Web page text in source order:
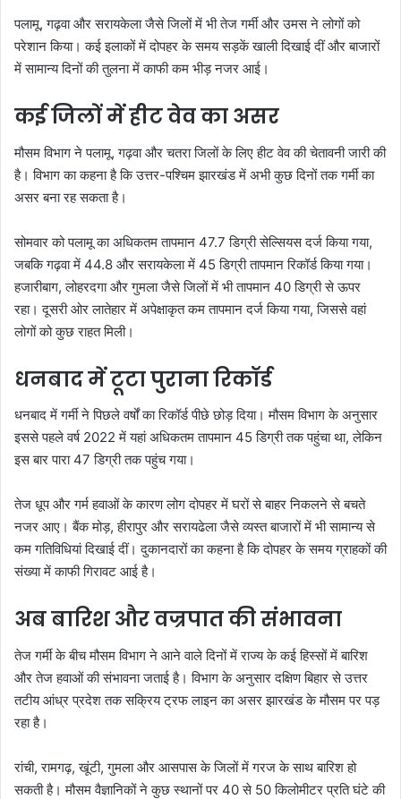
पलामू, गढ़वा और सरायकेला जैसे जिलों में भी तेज गर्मी और उमस ने लोगों को
परेशान किया। कई इलाकों में दोपहर के समय सड़कें खाली दिखाई दीं और बाजारों
में सामान्य दिनों की तुलना में काफी कम भीड़ नजर आई।
कई जिलों में हीट वेव का असर
मौसम विभाग ने पलामू, गढ़वा और चतरा जिलों के लिए हीट वेव की चेतावनी जारी की
है। विभाग का कहना है कि उत्तर-पश्चिम झारखंड में अभी कुछ दिनों तक गर्मी का
असर बना रह सकता है।
सोमवार को पलामू का अधिकतम तापमान 47.7 डिग्री सेल्सियस दर्ज किया गया,
जबकि गढ़वा में 44.8 और सरायकेला में 45 डिग्री तापमान रिकॉर्ड किया गया।
हजारीबाग, लोहरदगा और गुमला जैसे जिलों में भी तापमान 40 डिग्री से ऊपर
रहा। दूसरी ओर लातेहार में अपेक्षाकृत कम तापमान दर्ज किया गया, जिससे वहां
लोगों को कुछ राहत मिली।
धनबाद में टूटा पुराना रिकॉर्ड
धनबाद में गर्मी ने पिछले वर्षों का रिकॉर्ड पीछे छोड़ दिया। मौसम विभाग के अनुसार
इससे पहले वर्ष 2022 में यहां अधिकतम तापमान 45 डिग्री तक पहुंचा था, लेकिन
इस बार पारा 47 डिग्री तक पहुंच गया।
तेज धूप और गर्म हवाओं के कारण लोग दोपहर में घरों से बाहर निकलने से बचते
नजर आए। बैंक मोड़, हीरापुर और सरायढेला जैसे व्यस्त बाजारों में भी सामान्य से
कम गतिविधियां दिखाई दीं। दुकानदारों का कहना है कि दोपहर के समय ग्राहकों की
संख्या में काफी गिरावट आई है।
अब बारिश और वज्रपात की संभावना
तेज गर्मी के बीच मौसम विभाग ने आने वाले दिनों में राज्य के कई हिस्सों में बारिश
और तेज हवाओं की संभावना जताई है। विभाग के अनुसार दक्षिण बिहार से उत्तर
तटीय आंध्र प्रदेश तक सक्रिय ट्रफ लाइन का असर झारखंड के मौसम पर पड़
रहा है।
रांची, रामगढ़, खूंटी, गुमला और आसपास के जिलों में गरज के साथ बारिश हो
सकती है। मौसम वैज्ञानिकों ने कुछ स्थानों पर 40 से 50 किलोमीटर प्रति घंटे की